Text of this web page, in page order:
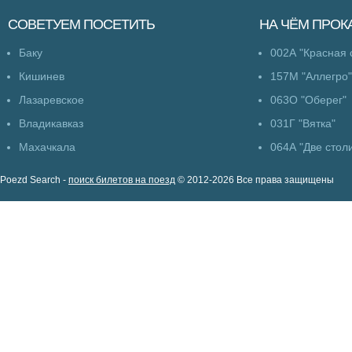
СОВЕТУЕМ ПОСЕТИТЬ
Баку
Кишинев
Лазаревское
Владикавказ
Махачкала
НА ЧЁМ
002А "Красная
157М "Аллегро"
063О "Оберег"
031Г "Вятка"
064А "Две
Poezd Search - поиск билетов на поезд © 2012-2026 Все права защищены